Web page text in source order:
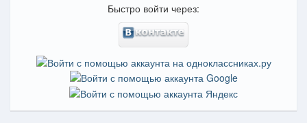
Быстро войти через: